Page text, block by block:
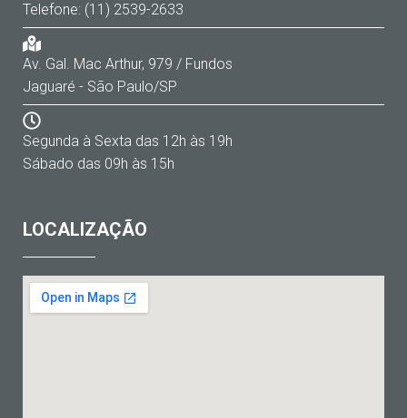
Telefone: (11) 2539-2633
Av. Gal. Mac Arthur, 979 / Fundos
Jaguaré - São Paulo/SP
Segunda à Sexta das 12h às 19h
Sábado das 09h às 15h
LOCALIZAÇÃO